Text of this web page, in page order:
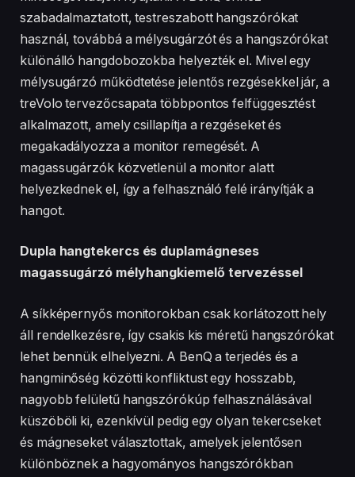
szabadalmaztatott, testreszabott hangszórókat
használ, továbbá a mélysugárzót és a hangszórókat
különálló hangdobozokba helyezték el. Mivel egy
mélysugárzó működtetése jelentős rezgésekkel jár, a
treVolo tervezőcsapata többpontos felfüggesztést
alkalmazott, amely csillapítja a rezgéseket és
megakadályozza a monitor remegését. A
magassugárzók közvetlenül a monitor alatt
helyezkednek el, így a felhasználó felé irányítják a
hangot.
Dupla hangtekercs és duplamágneses
magassugárzó mélyhangkiemelő tervezéssel
A síkképernyős monitorokban csak korlátozott hely
áll rendelkezésre, így csakis kis méretű hangszórókat
lehet bennük elhelyezni. A BenQ a terjedés és a
hangminőség közötti konfliktust egy hosszabb,
nagyobb felületű hangszórókúp felhasználásával
küszöböli ki, ezenkívül pedig egy olyan tekercseket
és mágneseket választottak, amelyek jelentősen
különböznek a hagyományos hangszórókban